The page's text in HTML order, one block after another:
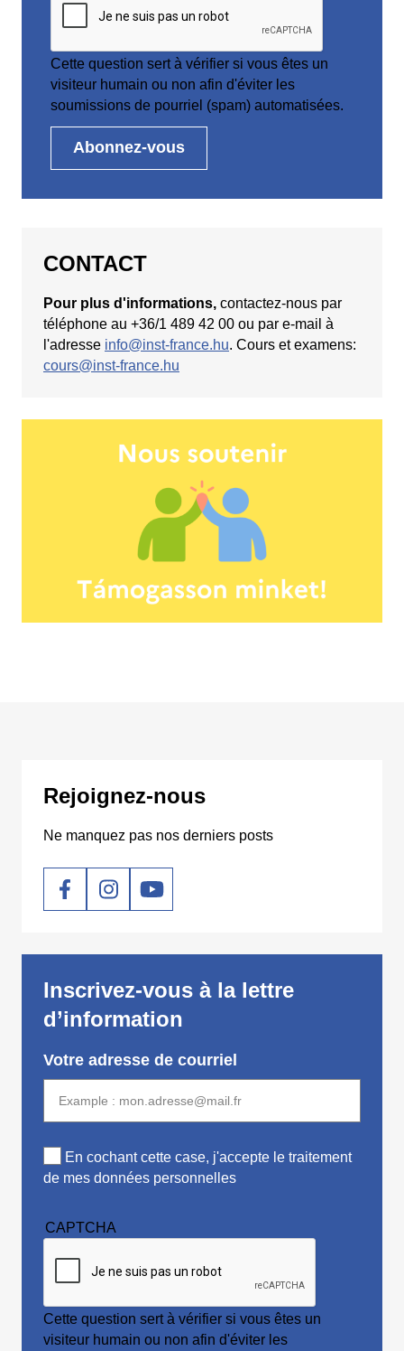
Cette question sert à vérifier si vous êtes un
visiteur humain ou non afin d'éviter les
soumissions de pourriel (spam) automatisées.
CONTACT
Pour plus d'informations, contactez-nous par
téléphone au +36/1 489 42 00 ou par e-mail à
l'adresse info@inst-france.hu. Cours et examens:
cours@inst-france.hu
Rejoignez-nous
Ne manquez pas nos derniers posts
Social
Inscrivez-vous à la lettre
d’information
Votre adresse de courriel
En cochant cette case, j'accepte le traitement
de mes données personnelles
CAPTCHA
Cette question sert à vérifier si vous êtes un
visiteur humain ou non afin d'éviter les